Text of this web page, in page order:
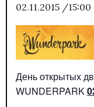
02.11.2015 /15:00
День открытых
WUNDERPARK